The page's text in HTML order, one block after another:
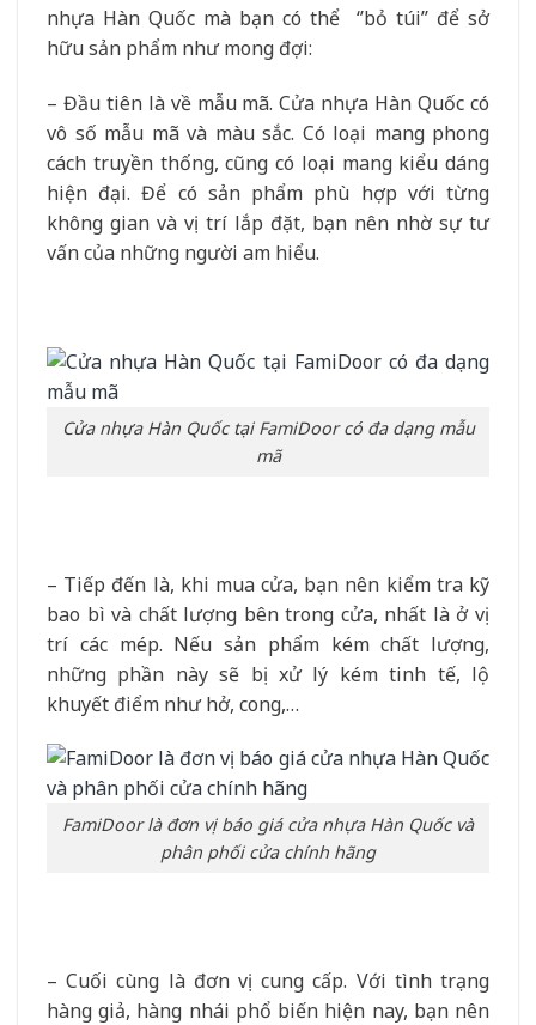
nhựa Hàn Quốc mà bạn có thể ‘’bỏ túi’’ để sở
hữu sản phẩm như mong đợi:
– Đầu tiên là về mẫu mã. Cửa nhựa Hàn Quốc có
vô số mẫu mã và màu sắc. Có loại mang phong
cách truyền thống, cũng có loại mang kiểu dáng
hiện đại. Để có sản phẩm phù hợp với từng
không gian và vị trí lắp đặt, bạn nên nhờ sự tư
vấn của những người am hiểu.
Cửa nhựa Hàn Quốc tại FamiDoor có đa dạng mẫu
mã
– Tiếp đến là, khi mua cửa, bạn nên kiểm tra kỹ
bao bì và chất lượng bên trong cửa, nhất là ở vị
trí các mép. Nếu sản phẩm kém chất lượng,
những phần này sẽ bị xử lý kém tinh tế, lộ
khuyết điểm như hở, cong,…
FamiDoor là đơn vị báo giá cửa nhựa Hàn Quốc và
phân phối cửa chính hãng
– Cuối cùng là đơn vị cung cấp. Với tình trạng
hàng giả, hàng nhái phổ biến hiện nay, bạn nên